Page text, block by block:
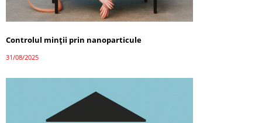
Controlul minții prin nanoparticule
31/08/2025